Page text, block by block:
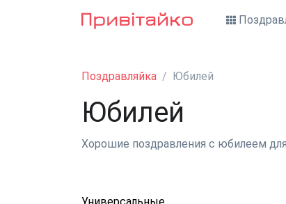
Поздравляйка Юбилей
Юбилей
Хорошие поздравления с юбилеем